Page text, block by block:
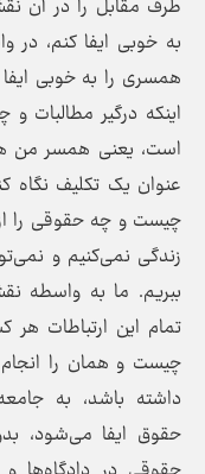
طرف مقابل را در آن
به خوبی ایفا کنم، در
همسری را به خوبی
اینکه درگیر مطالبات
است، یعنی همسر من
عنوان یک تکلیف نگاه
چیست و چه حقوقی را
زندگی نمی‌کنیم و
ببریم. ما به واسطه
تمام این ارتباطات
چیست و همان را
داشته باشد، به
حقوق ایفا می‌شود،